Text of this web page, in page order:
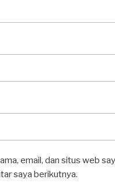
email, dan situs web
saya berikutnya.